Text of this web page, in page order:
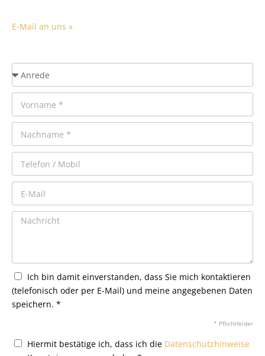
E-Mail an uns »
Ich bin damit einverstanden, dass Sie mich kontaktieren
(telefonisch oder per E-Mail) und meine angegebenen Daten
speichern. *
* Pflichtfelder
Hiermit bestätige ich, dass ich die Datenschutzhinweise